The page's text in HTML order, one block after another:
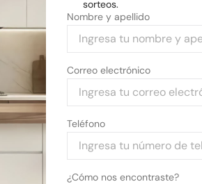
sorteos.
Nombre y apellido
Correo electrónico
Teléfono
¿Cómo nos encontraste?